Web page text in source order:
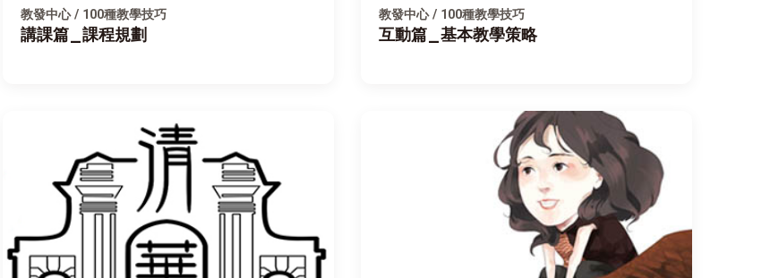
教發中心 / 100種教學技巧
講課篇_課程規劃
教發中心 / 100種教學技巧
互動篇_基本教學策略